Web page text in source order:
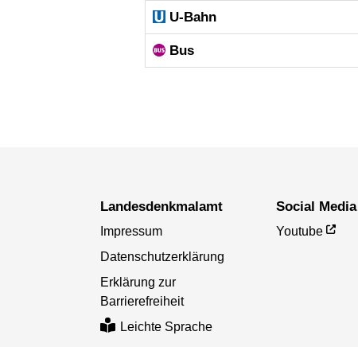
U-Bahn
Bus
Landesdenkmal­amt
Impressum
Datenschutzerklärung
Erklärung zur
Barrierefreiheit
Leichte Sprache
Social Media
Youtube